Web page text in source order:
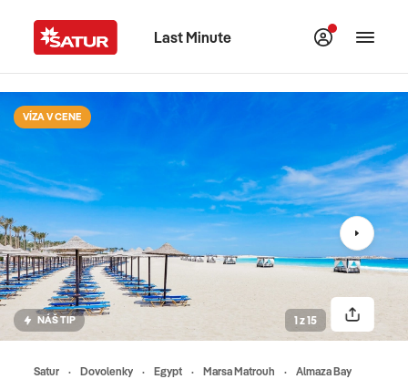
Last Minute
Satur Dovolenky Egypt Marsa Matrouh Almaza Bay
VÍZA V CENE
NÁŠ TIP 1 z 15